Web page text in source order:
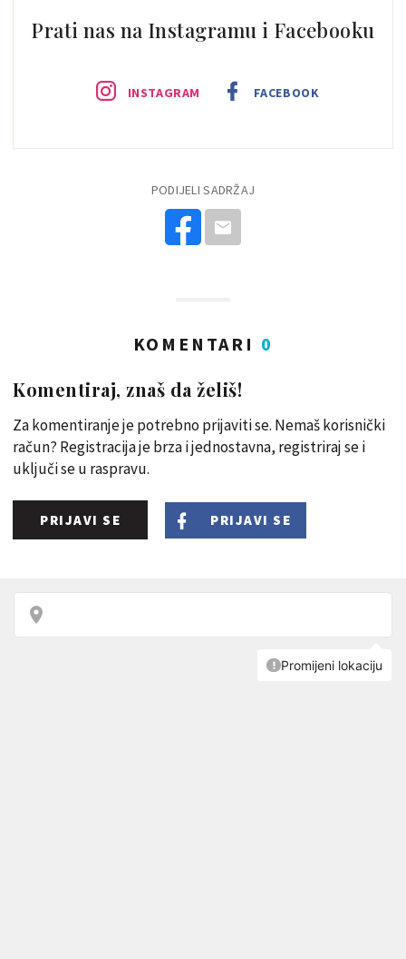
Prati nas na Instagramu i Facebooku
INSTAGRAM FACEBOOK
PODIJELI SADRŽAJ
KOMENTARI 0
Komentiraj, znaš da želiš!
Za komentiranje je potrebno prijaviti se. Nemaš korisnički
račun? Registracija je brza i jednostavna, registriraj se i
uključi se u raspravu.
PRIJAVI SE PRIJAVI SE